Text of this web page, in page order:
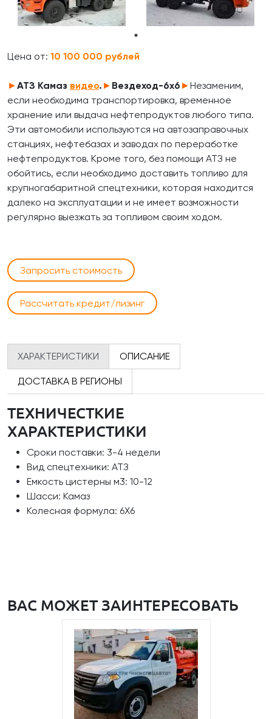
Цена от: 10 100 000 рублей
►АТЗ Камаз видео. ► Вездеход-6х6 ►Незаменим,
если необходима транспортировка, временное
хранение или выдача нефтепродуктов любого типа.
Эти автомобили используются на автозаправочных
станциях, нефтебазах и заводах по переработке
нефтепродуктов. Кроме того, без помощи АТЗ не
обойтись, если необходимо доставить топливо для
крупногабаритной спецтехники, которая находится
далеко на эксплуатации и не имеет возможности
регулярно выезжать за топливом своим ходом.
Запросить стоимость
Рассчитать кредит/лизинг
ХАРАКТЕРИСТИКИ ОПИСАНИЕ
ДОСТАВКА В РЕГИОНЫ
ТЕХНИЧЕСТКИЕ
ХАРАКТЕРИСТИКИ
Сроки поставки: 3-4 недели
Вид спецтехники: АТЗ
Емкость цистерны м3: 10-12
Шасси: Камаз
Колесная формула: 6Х6
ВАС МОЖЕТ ЗАИНТЕРЕСОВАТЬ